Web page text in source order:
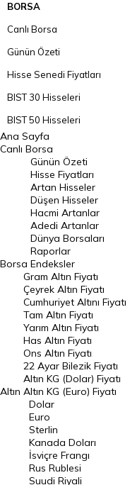
BORSA
Canlı Borsa
Günün Özeti
Hisse Senedi Fiyatları
BIST 30 Hisseleri
BIST 50 Hisseleri
BIST 100 Hisseleri
En Çok Artan Hisseler
En Çok Düşen Hisseler
Hacmi Artanlar
Geçmiş Kapanışlar
Dünya Borsaları
Raporlar
Endeksler
DÖVİZ
Döviz Kuru
Dolar Kuru
Euro Kuru
Pound Kuru
Frank Kuru
Riyal Kuru
Ana Sayfa
Canlı Borsa
Borsa
Günün Özeti
Hisse Fiyatları
Artan Hisseler
Düşen Hisseler
Hacmi Artanlar
Adedi Artanlar
Dünya Borsaları
Raporlar
Endeksler
Altın
Gram Altın Fiyatı
Çeyrek Altın Fiyatı
Cumhuriyet Altını Fiyatı
Tam Altın Fiyatı
Yarım Altın Fiyatı
Has Altın Fiyatı
Ons Altın Fiyatı
22 Ayar Bilezik Fiyatı
Altın KG (Dolar) Fiyatı
Altın KG (Euro) Fiyatı
Dolar
Euro
Sterlin
Kanada Doları
İsviçre Frangı
Rus Rublesi
Suudi Riyali